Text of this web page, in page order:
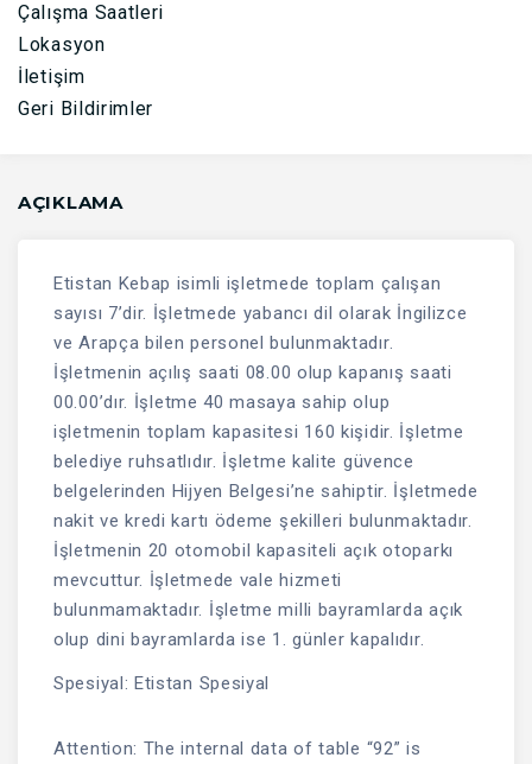
Çalışma Saatleri
Lokasyon
İletişim
Geri Bildirimler
AÇIKLAMA
Etistan Kebap isimli işletmede toplam çalışan
sayısı 7’dir. İşletmede yabancı dil olarak İngilizce
ve Arapça bilen personel bulunmaktadır.
İşletmenin açılış saati 08.00 olup kapanış saati
00.00’dır. İşletme 40 masaya sahip olup
işletmenin toplam kapasitesi 160 kişidir. İşletme
belediye ruhsatlıdır. İşletme kalite güvence
belgelerinden Hijyen Belgesi’ne sahiptir. İşletmede
nakit ve kredi kartı ödeme şekilleri bulunmaktadır.
İşletmenin 20 otomobil kapasiteli açık otoparkı
mevcuttur. İşletmede vale hizmeti
bulunmamaktadır. İşletme milli bayramlarda açık
olup dini bayramlarda ise 1. günler kapalıdır.
Spesiyal: Etistan Spesiyal
Attention: The internal data of table “92” is